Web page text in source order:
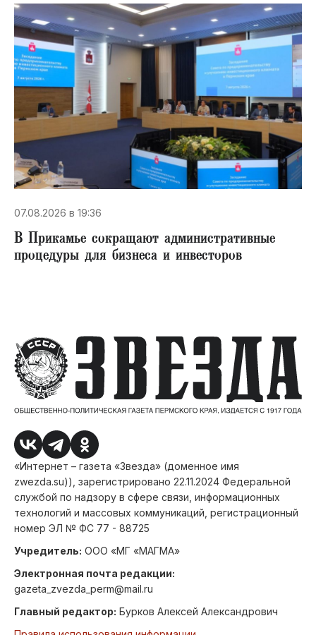
07.08.2026 в 19:36
В Прикамье сокращают административные
процедуры для бизнеса и инвесторов
«Интернет – газета «Звезда» (доменное имя
zwezda.su)), зарегистрировано 22.11.2024 Федеральной
службой по надзору в сфере связи, информационных
технологий и массовых коммуникаций, регистрационный
номер ЭЛ № ФС 77 - 88725
Учредитель: ООО «МГ «МАГМА»
Электронная почта редакции:
gazeta_zvezda_perm@mail.ru
Главный редактор: Бурков Алексей Александрович